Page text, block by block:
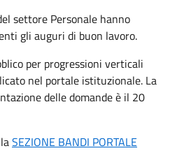
settore Personale hanno
gli auguri di buon lavoro.
per progressioni verticali
nel portale istituzionale. La
delle domande è il 20
SEZIONE BANDI PORTALE